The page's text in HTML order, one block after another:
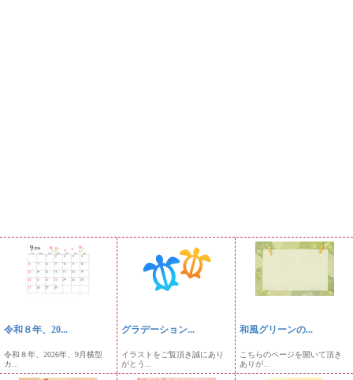
令和８年、20...
令和８年、2026年、9月横型
カ...
グラデーション...
イラストをご覧頂き誠にあり
がとう...
和風グリーンの...
こちらのページを開いて頂き
ありが...